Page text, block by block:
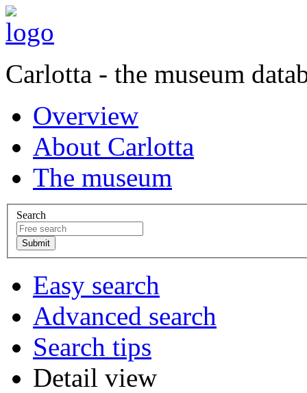
Carlotta - the museum
Overview
About Carlotta
The museum
Search
Easy search
Advanced search
Search tips
Detail view